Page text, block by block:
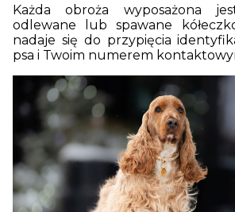
Każda obroża wyposażona
odlewane lub spawane
nadaje się do przypięcia
psa i Twoim numerem